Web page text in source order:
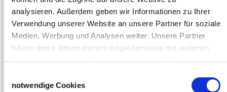
analysieren. Außerdem geben wir Informationen zu Ihrer
Verwendung unserer Website an unsere Partner für soziale
Medien, Werbung und Analysen weiter. Unsere Partner
führen diese Informationen möglicherweise mit weiteren
Daten zusammen, die Sie ihnen bereitgestellt haben oder
haben.
notwendige Cookies
900g / getrocknet gesunde Darmflora